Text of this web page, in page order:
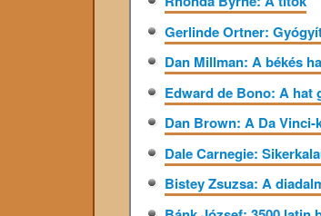
Gerlinde Ortner:
Dan Millman: A békés
Edward de Bono: A hat
Dan Brown: A Da Vinci-
Dale Carnegie:
Bistey Zsuzsa: A